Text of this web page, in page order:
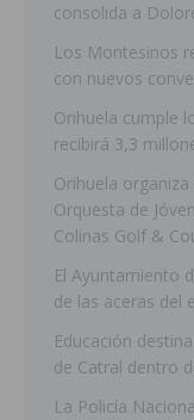
consolida a
Los Montesinos
con nuevos
Orihuela cumple
recibirá 3,3
Orihuela
Orquesta de
Colinas Golf &
El Ayuntamiento
de las aceras del
Educación
de Catral dentro
La Policía